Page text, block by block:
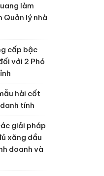
làm
Quản lý nhà
cấp bậc
với 2 Phó
hài cốt
tính
giải pháp
xăng dầu
doanh và